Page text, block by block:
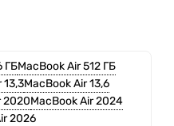
ГБMacBook Air 512 ГБ
13,3MacBook Air 13,6
2020MacBook Air 2024
2026